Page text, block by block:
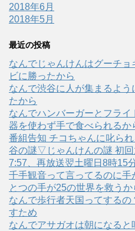
2018年6月
2018年5月
最近の投稿
なんでじゃんけんはグーチ
ビに勝ったから
なんで渋谷に人が集まるよ
たから
なんでハンバーガーとフラ
器を使わず手で食べられるか
番組告知 チコちゃんに叱ら
谷の謎▽じゃんけんの謎 初
7:57、再放送翌土曜日8時15
千手観音って言ってるのに
とつの手が25の世界を救うか
なんで歩行者天国ってする
すため
なんでアサガオは朝になる